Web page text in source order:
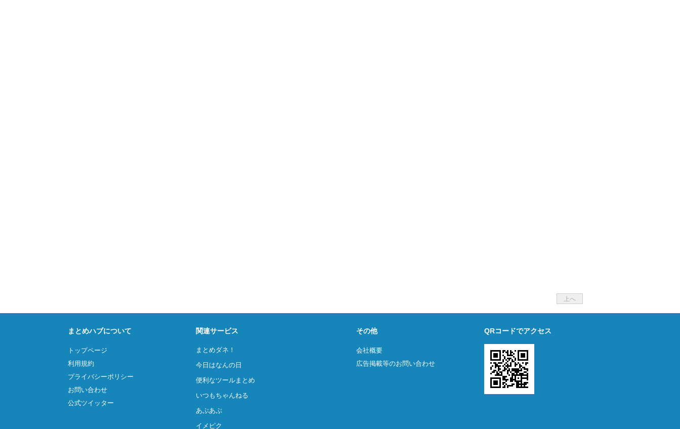
上へ
まとめハブについて
トップページ
利用規約
プライバシーポリシー
お問い合わせ
公式ツイッター
関連サービス
まとめダネ！
今日はなんの日
便利なツールまとめ
いつもちゃんねる
あぷあぷ
イメピク
その他
会社概要
広告掲載等のお問い合わせ
QRコードでアクセス